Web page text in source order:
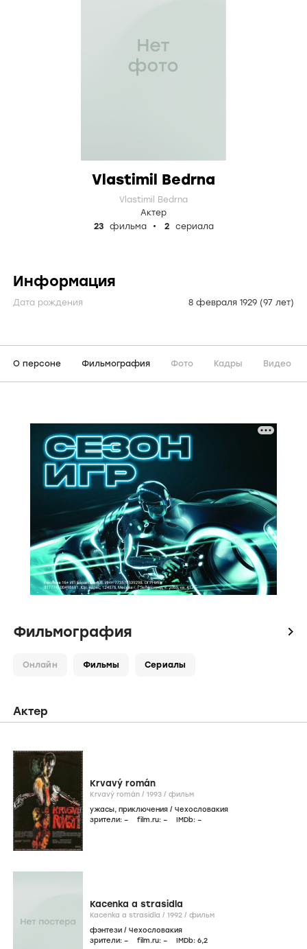
Vlastimil Bedrna
Vlastimil Bedrna
Актер
23
фильма 2 сериала
Информация
Дата рождения 8 февраля 1929 (97 лет)
О персоне Фильмография Фото Кадры Видео
Фильмография icon
Онлайн Фильмы Сериалы
Актер
Krvavý román
Krvavý román / 1993 / фильм
ужасы, приключения / Чехословакия
зрители: – film.ru: – IMDb: –
Kacenka a strasidla
Kacenka a strasidla / 1992 / фильм
фэнтези / Чехословакия
зрители: – film.ru: – IMDb: 6,2